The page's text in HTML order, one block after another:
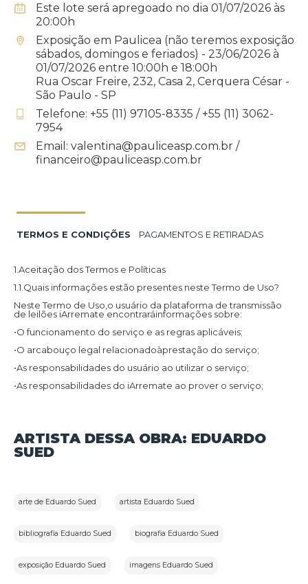
Este lote será apregoado no dia 01/07/2026 às
20:00h
Exposição em Paulicea (não teremos exposição
sábados, domingos e feriados) - 23/06/2026 à
01/07/2026 entre 10:00h e 18:00h
Rua Oscar Freire, 232, Casa 2, Cerquera César -
São Paulo - SP
Telefone: +55 (11) 97105-8335 / +55 (11) 3062-
7954
Email: valentina@pauliceasp.com.br /
financeiro@pauliceasp.com.br
TERMOS E CONDIÇÕES PAGAMENTOS E RETIRADAS
1.Aceitação dos Termos e Políticas
1.1.Quais informações estão presentes neste Termo de Uso?
Neste Termo de Uso,o usuário da plataforma de transmissão
de leilões iArremate encontraráinformações sobre:
•O funcionamento do serviço e as regras aplicáveis;
•O arcabouço legal relacionadoàprestação do serviço;
•As responsabilidades do usuário ao utilizar o serviço;
•As responsabilidades do iArremate ao prover o serviço;
deste Termo de Uso tenham sido violadas.
Além disso,na Política de Privacidade,o usuário da plataforma
dados.
Ao utilizar os serviços do iArremate,o usuário confirma que leu
ficar vinculado a eles.
ARTISTA DESSA OBRA: EDUARDO
SUED
arte de Eduardo Sued artista Eduardo Sued
bibliografia Eduardo Sued biografia Eduardo Sued
exposição Eduardo Sued imagens Eduardo Sued